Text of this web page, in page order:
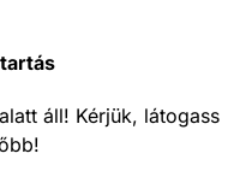
áll! Kérjük, látogass